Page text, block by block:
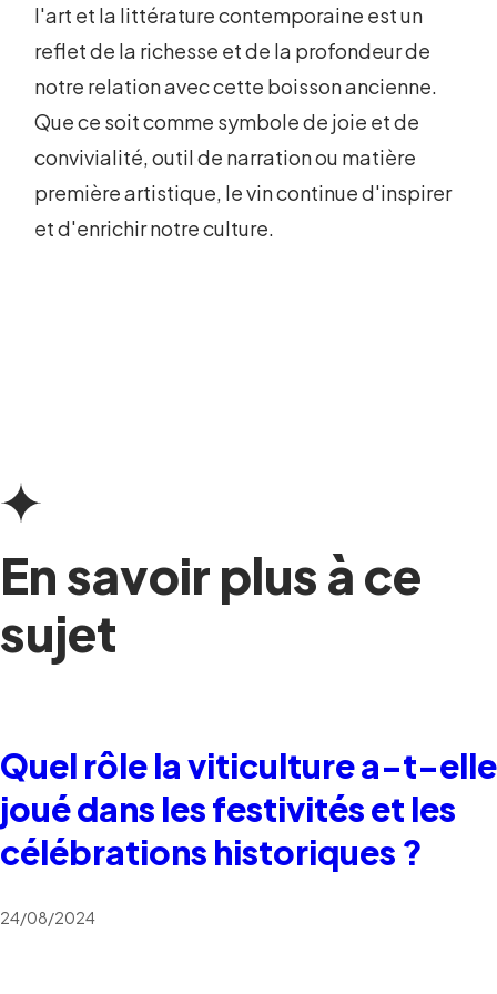
l'art et la littérature contemporaine est un
reflet de la richesse et de la profondeur de
notre relation avec cette boisson ancienne.
Que ce soit comme symbole de joie et de
convivialité, outil de narration ou matière
première artistique, le vin continue d'inspirer
et d'enrichir notre culture.
En savoir plus à ce
sujet
Quel rôle la viticulture a-t-elle
joué dans les festivités et les
célébrations historiques ?
24/08/2024